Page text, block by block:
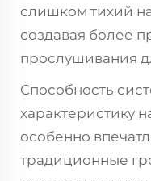
слишком тихий
создавая более
прослушивания
Способность
характеристику
особенно
традиционные